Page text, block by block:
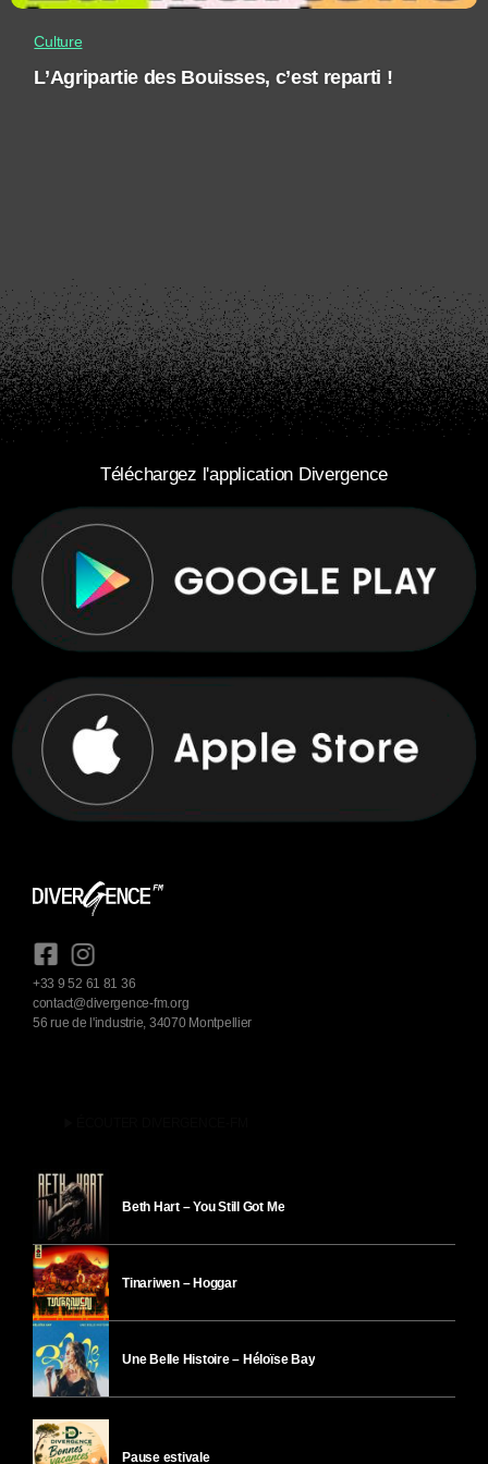
Culture
L’Agripartie des Bouisses, c’est reparti !
Téléchargez l'application Divergence
+33 9 52 61 81 36
contact@divergence-fm.org
56 rue de l'industrie, 34070 Montpellier
Beth Hart – You Still Got Me
Tinariwen – Hoggar
Une Belle Histoire – Héloïse Bay
Pause estivale